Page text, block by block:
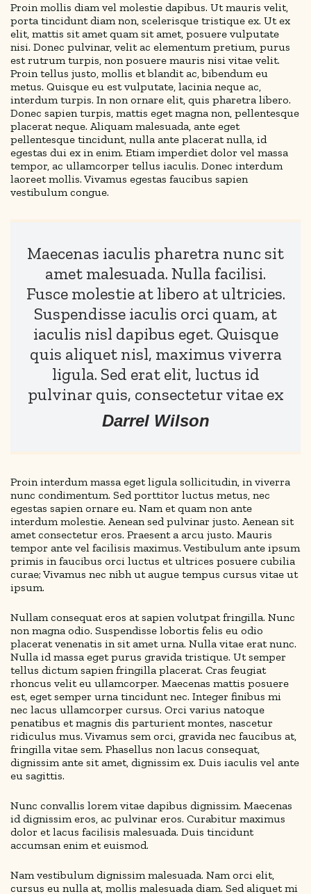
Proin mollis diam vel molestie dapibus. Ut mauris velit,
porta tincidunt diam non, scelerisque tristique ex. Ut ex
elit, mattis sit amet quam sit amet, posuere vulputate
nisi. Donec pulvinar, velit ac elementum pretium, purus
est rutrum turpis, non posuere mauris nisi vitae velit.
Proin tellus justo, mollis et blandit ac, bibendum eu
metus. Quisque eu est vulputate, lacinia neque ac,
interdum turpis. In non ornare elit, quis pharetra libero.
Donec sapien turpis, mattis eget magna non, pellentesque
placerat neque. Aliquam malesuada, ante eget
pellentesque tincidunt, nulla ante placerat nulla, id
egestas dui ex in enim. Etiam imperdiet dolor vel massa
tempor, ac ullamcorper tellus iaculis. Donec interdum
laoreet mollis. Vivamus egestas faucibus sapien
vestibulum congue.
Maecenas iaculis pharetra nunc sit
amet malesuada. Nulla facilisi.
Fusce molestie at libero at ultricies.
Suspendisse iaculis orci quam, at
iaculis nisl dapibus eget. Quisque
quis aliquet nisl, maximus viverra
ligula. Sed erat elit, luctus id
pulvinar quis, consectetur vitae ex
Darrel Wilson
Proin interdum massa eget ligula sollicitudin, in viverra
nunc condimentum. Sed porttitor luctus metus, nec
egestas sapien ornare eu. Nam et quam non ante
interdum molestie. Aenean sed pulvinar justo. Aenean sit
amet consectetur eros. Praesent a arcu justo. Mauris
tempor ante vel facilisis maximus. Vestibulum ante ipsum
primis in faucibus orci luctus et ultrices posuere cubilia
curae; Vivamus nec nibh ut augue tempus cursus vitae ut
ipsum.
Nullam consequat eros at sapien volutpat fringilla. Nunc
non magna odio. Suspendisse lobortis felis eu odio
placerat venenatis in sit amet urna. Nulla vitae erat nunc.
Nulla id massa eget purus gravida tristique. Ut semper
tellus dictum sapien fringilla placerat. Cras feugiat
rhoncus velit eu ullamcorper. Maecenas mattis posuere
est, eget semper urna tincidunt nec. Integer finibus mi
nec lacus ullamcorper cursus. Orci varius natoque
penatibus et magnis dis parturient montes, nascetur
ridiculus mus. Vivamus sem orci, gravida nec faucibus at,
fringilla vitae sem. Phasellus non lacus consequat,
dignissim ante sit amet, dignissim ex. Duis iaculis vel ante
eu sagittis.
Nunc convallis lorem vitae dapibus dignissim. Maecenas
id dignissim eros, ac pulvinar eros. Curabitur maximus
dolor et lacus facilisis malesuada. Duis tincidunt
accumsan enim et euismod.
Nam vestibulum dignissim malesuada. Nam orci elit,
cursus eu nulla at, mollis malesuada diam. Sed aliquet mi